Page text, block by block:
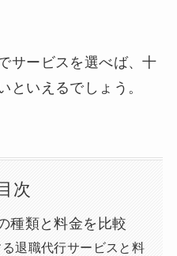
サービスを選べば、十
といえるでしょう。
次
種類と料金を比較
退職代行サービスと料